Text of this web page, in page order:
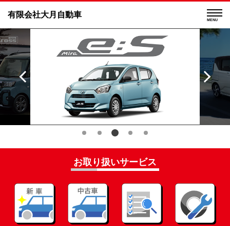
有限会社大月自動車
MENU
お取り扱いサービス